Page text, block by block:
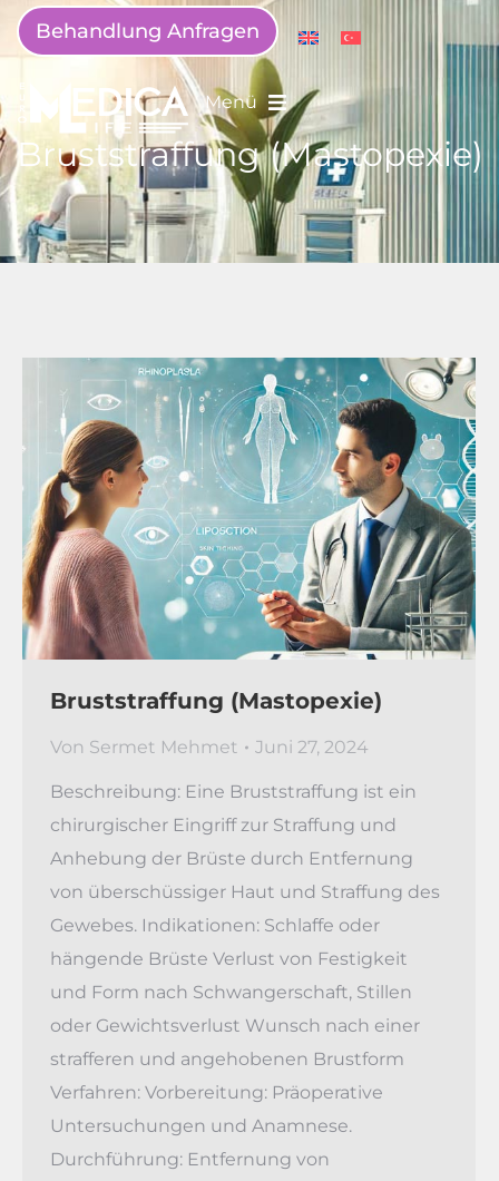
Behandlung Anfragen
Menü
Bruststraffung (Mastopexie)
Bruststraffung (Mastopexie)
Von Sermet Mehmet Juni 27, 2024
Beschreibung: Eine Bruststraffung ist ein
chirurgischer Eingriff zur Straffung und
Anhebung der Brüste durch Entfernung
von überschüssiger Haut und Straffung des
Gewebes. Indikationen: Schlaffe oder
hängende Brüste Verlust von Festigkeit
und Form nach Schwangerschaft, Stillen
oder Gewichtsverlust Wunsch nach einer
strafferen und angehobenen Brustform
Verfahren: Vorbereitung: Präoperative
Untersuchungen und Anamnese.
Durchführung: Entfernung von